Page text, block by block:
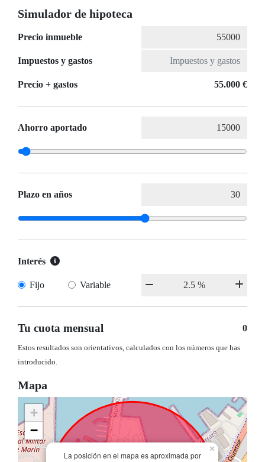
Simulador de hipoteca
Precio inmueble
Impuestos y gastos
Precio + gastos 55.000 €
Ahorro aportado
Plazo en años
Interés
Fijo Variable
Tu cuota mensual 0
Estos resultados son orientativos, calculados con los números que has
introducido.
Mapa
La posición en el mapa es aproximada por
×
+
−